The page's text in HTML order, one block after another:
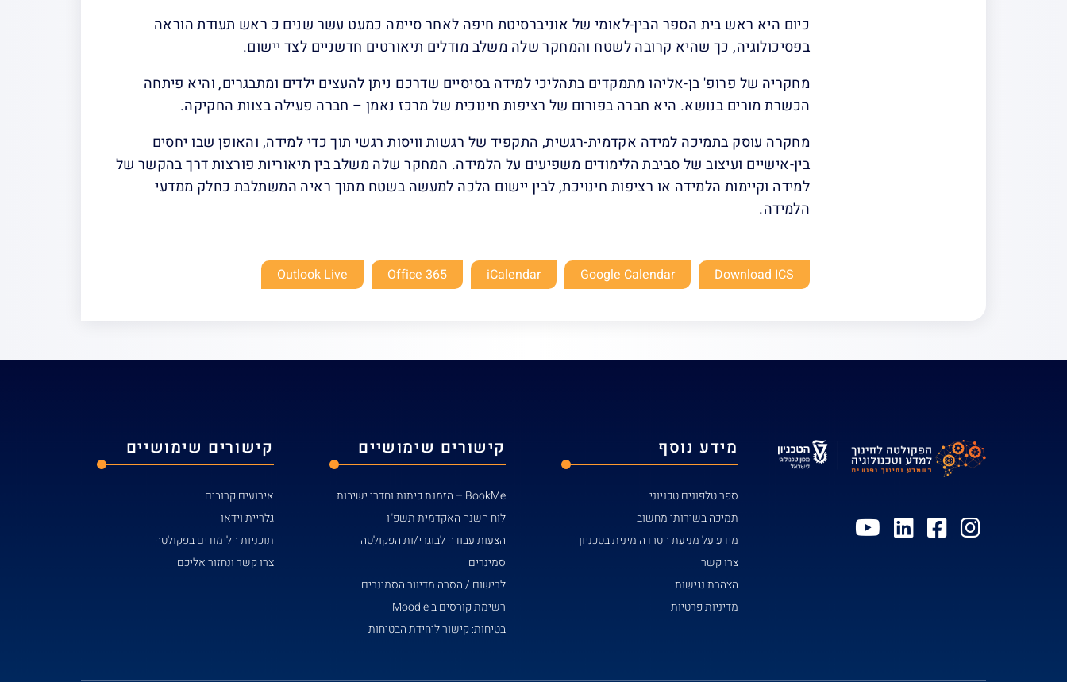
כיום היא ראש בית הספר הבין-לאומי של אוניברסיטת חיפה לאחר סיימה כמעט עשר שנים כ ראש תעודת הוראה
בפסיכולוגיה, כך שהיא קרובה לשטח והמחקר שלה משלב מודלים תיאורטים חדשניים לצד יישום.
מחקריה של פרופ' בן-אליהו מתמקדים בתהליכי למידה בסיסיים שדרכם ניתן להעצים ילדים ומתבגרים, והיא פיתחה
הכשרת מורים בנושא. היא חברה בפורום של רציפות חינוכית של מרכז נאמן – חברה פעילה בצוות החקיקה.
מחקרה עוסק בתמיכה למידה אקדמית-רגשית, התקפיד של רגשות וויסות רגשי תוך כדי למידה, והאופן שבו יחסים
בין-אישיים ועיצוב של סביבת הלימודים משפיעים על הלמידה. המחקר שלה משלב בין תיאוריות פורצות דרך בהקשר של
למידה וקיימות הלמידה או רציפות חינויכת, לבין יישום הלכה למעשה בשטח מתוך ראיה המשתלבת כחלק ממדעי
הלמידה.
Download ICS
Google Calendar
iCalendar
Office 365
Outlook Live
מידע נוסף
ספר טלפונים טכניוני
תמיכה בשירותי מחשוב
מידע על מניעת הטרדה מינית בטכניון
צרו קשר
הצהרת נגישות
מדיניות פרטיות
קישורים שימושיים
BookMe – הזמנת כיתות וחדרי ישיבות
לוח השנה האקדמית תשפ"ו
הצעות עבודה לבוגרי/ות הפקולטה
סמינרים
לרישום / הסרה מדיוור הסמינרים
רשימת קורסים ב Moodle
בטיחות: קישור ליחידת הבטיחות
קישורים שימושיים
אירועים קרובים
גלריית וידאו
תוכניות הלימודים בפקולטה
צרו קשר ונחזור אליכם